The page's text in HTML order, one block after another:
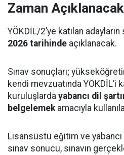
Zaman
YÖKDİL/2’ye katılan adayların
2026 tarihinde açıklanacak.
Sınav sonuçları;
kendi mevzuatında YÖKDİL’i
kuruluşlarda yabancı dil
belgelemekamacıyla
Lisansüstü eğitim ve yabancı
sınav sonucu, sınavın